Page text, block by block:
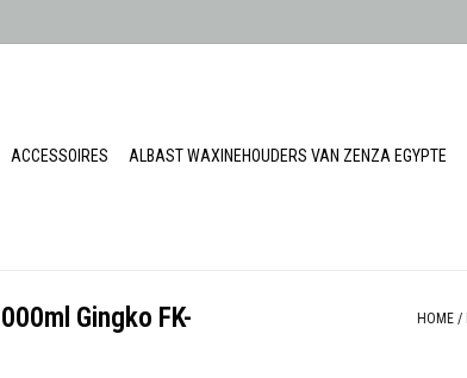
ACCESSOIRES ALBAST WAXINEHOUDERS VAN ZENZA EGYPTE
Gingko FK-
HOME /